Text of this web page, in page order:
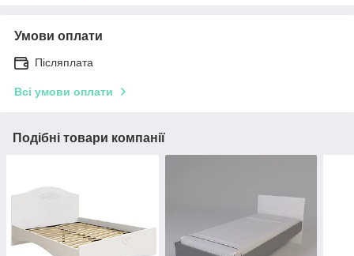
Умови оплати
Післяплата
Всі умови оплати
Подібні товари компанії